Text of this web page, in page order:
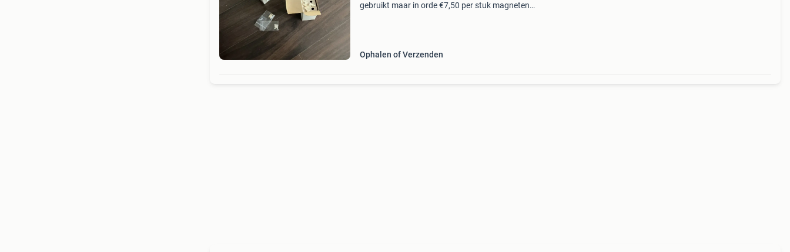
gebruikt maar in orde €7,50 per stuk magneten
Ophalen of Verzenden